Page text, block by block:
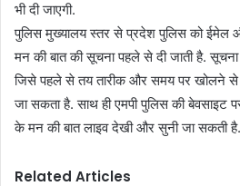
भी दी जाएगी.
पुलिस मुख्यालय स्तर से प्रदेश पुलिस को ईमेल
मन की बात की सूचना पहले से दी जाती है.
जिसे पहले से तय तारीक और समय पर खोलने से
जा सकता है. साथ ही एमपी पुलिस की बेवसाइट
के मन की बात लाइव देखी और सुनी जा सकती है.
Related Articles